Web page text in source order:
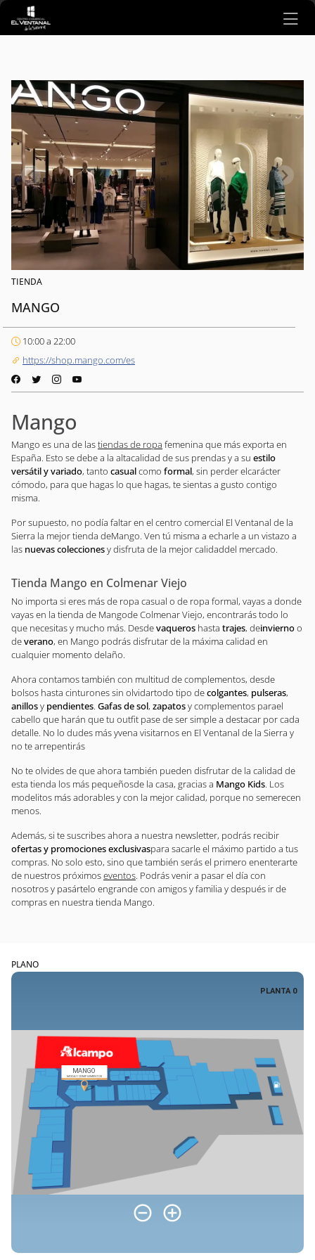
Ir al contenido principal
TIENDA
MANGO
10:00 a 22:00
https://shop.mango.com/es
Mango
Mango es una de lastiendas de ropa femenina que más exporta en
España. Esto se debe a la altacalidad de sus prendas y a su estilo
versátil y variado, tanto casualcomo formal, sin perder elcarácter
cómodo, para que hagas lo que hagas, te sientas a gusto contigo
misma.
Por supuesto, no podía faltar en el centro comercial El Ventanal de la
Sierra la mejor tienda deMango. Ven tú misma a echarle a un vistazo a
las nuevas coleccionesy disfruta de la mejor calidaddel mercado.
Tienda Mango en Colmenar Viejo
No importa si eres más de ropa casual o de ropa formal, vayas a donde
vayas en la tienda de Mangode Colmenar Viejo, encontrarás todo lo
que necesitas y mucho más. Desdevaqueros hasta trajes, deinviernoo
deverano, en Mango podrás disfrutar de la máxima calidad en
cualquier momento delaño.
Ahora contamos también con multitud de complementos, desde
bolsos hasta cinturones sin olvidartodo tipo decolgantes, pulseras,
anillosy pendientes. Gafas de sol, zapatosy complementos parael
cabello que harán que tu outfit pase de ser simple a destacar por cada
detalle. No lo dudes más yvena visitarnos en El Ventanal de la Sierra y
no te arrepentirás
No te olvides de que ahora también pueden disfrutar de la calidad de
esta tienda los más pequeñosde la casa, gracias a Mango Kids. Los
modelitos más adorables y con la mejor calidad, porque no semerecen
menos.
Además, si te suscribes ahora a nuestra newsletter, podrás recibir
ofertas y promociones exclusivaspara sacarle el máximo partido a tus
compras. No solo esto, sino que también serás el primero enenterarte
de nuestros próximoseventos. Podrás venir a pasar el día con
nosotros y pasártelo engrande con amigos y familia y después ir de
compras en nuestra tienda Mango.
PLANO